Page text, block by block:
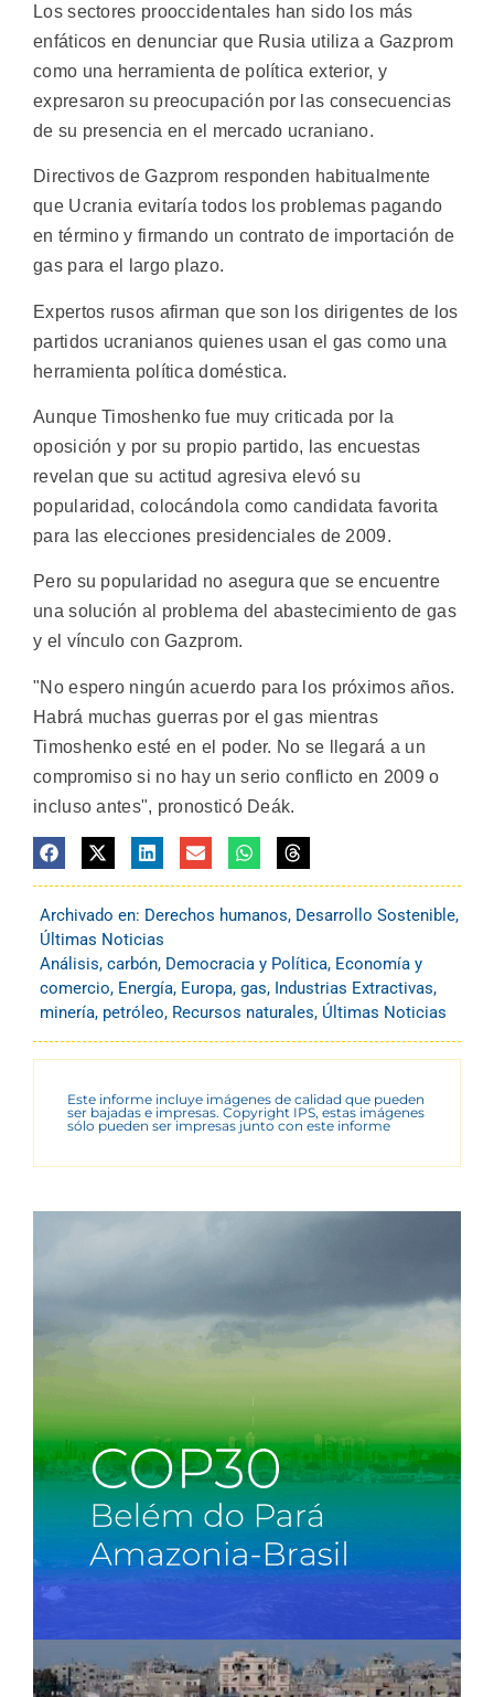
Los sectores prooccidentales han sido los más
enfáticos en denunciar que Rusia utiliza a Gazprom
como una herramienta de política exterior, y
expresaron su preocupación por las consecuencias
de su presencia en el mercado ucraniano.
Directivos de Gazprom responden habitualmente
que Ucrania evitaría todos los problemas pagando
en término y firmando un contrato de importación de
gas para el largo plazo.
Expertos rusos afirman que son los dirigentes de los
partidos ucranianos quienes usan el gas como una
herramienta política doméstica.
Aunque Timoshenko fue muy criticada por la
oposición y por su propio partido, las encuestas
revelan que su actitud agresiva elevó su
popularidad, colocándola como candidata favorita
para las elecciones presidenciales de 2009.
Pero su popularidad no asegura que se encuentre
una solución al problema del abastecimiento de gas
y el vínculo con Gazprom.
"No espero ningún acuerdo para los próximos años.
Habrá muchas guerras por el gas mientras
Timoshenko esté en el poder. No se llegará a un
compromiso si no hay un serio conflicto en 2009 o
incluso antes", pronosticó Deák.
Archivado en: Derechos humanos, Desarrollo Sostenible,
Últimas Noticias
Análisis, carbón, Democracia y Política, Economía y
comercio, Energía, Europa, gas, Industrias Extractivas,
minería, petróleo, Recursos naturales, Últimas Noticias
Este informe incluye imágenes de calidad que pueden
ser bajadas e impresas. Copyright IPS, estas imágenes
sólo pueden ser impresas junto con este informe